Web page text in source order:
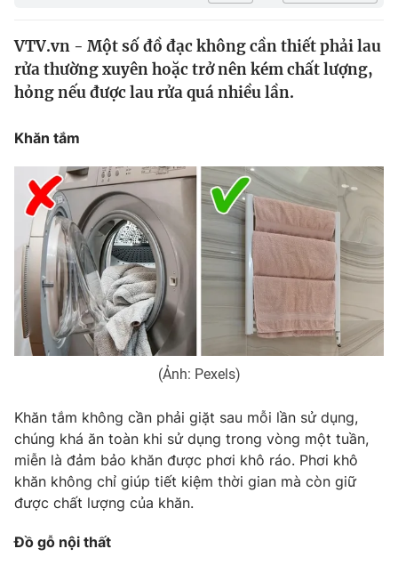
Thế giới
Câu chuyện quốc tế
Kinh tế
Tài chính
Thị trường
Góc doanh nghiệp
Dữ liệu và đời sống
Truyền hình
Phim VTV
Hậu trường
Nhân vật
Giải sao mai
Giải trí
Điện ảnh
Đời sống
Làm đẹp
Chất lượng cuộc sống
Tuyển sinh
Học trực tuyến
Công nghệ
Hitech Công nghệ tương lai
Thị trường
Giao lưu trực tuyến
Lịch phát sóng
VTV.vn - Một số đồ đạc không cần thiết phải lau
rửa thường xuyên hoặc trở nên kém chất lượng,
hỏng nếu được lau rửa quá nhiều lần.
Khăn tắm
(Ảnh: Pexels)
Khăn tắm không cần phải giặt sau mỗi lần sử dụng,
chúng khá ăn toàn khi sử dụng trong vòng một tuần,
miễn là đảm bảo khăn được phơi khô ráo. Phơi khô
khăn không chỉ giúp tiết kiệm thời gian mà còn giữ
được chất lượng của khăn.
Đồ gỗ nội thất